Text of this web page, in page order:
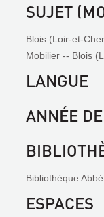
SUJET
Blois (Loir-et-
Mobilier -- Blois
LANGUE
ANNÉE
Bibliothèque
ESPACES